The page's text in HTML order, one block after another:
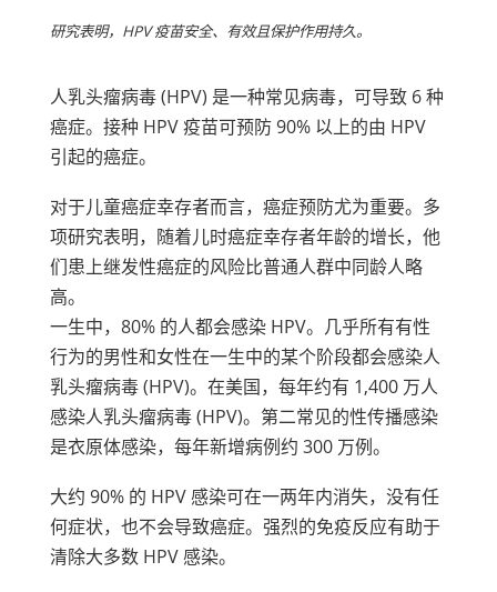
研究表明，HPV 疫苗安全、有效且保护作用持久。
人乳头瘤病毒 (HPV) 是一种常见病毒，可导致 6 种
癌症。接种 HPV 疫苗可预防 90% 以上的由 HPV
引起的癌症。
对于儿童癌症幸存者而言，癌症预防尤为重要。多
项研究表明，随着儿时癌症幸存者年龄的增长，他
们患上继发性癌症的风险比普通人群中同龄人略
高。
一生中，80% 的人都会感染 HPV。几乎所有有性
行为的男性和女性在一生中的某个阶段都会感染人
乳头瘤病毒 (HPV)。在美国，每年约有 1,400 万人
感染人乳头瘤病毒 (HPV)。第二常见的性传播感染
是衣原体感染，每年新增病例约 300 万例。
大约 90% 的 HPV 感染可在一两年内消失，没有任
何症状，也不会导致癌症。强烈的免疫反应有助于
清除大多数 HPV 感染。